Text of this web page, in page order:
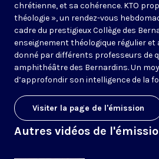
chrétienne, et sa cohérence. KTO
théologie », un rendez-vous
cadre du prestigieux Collège des
enseignement théologique régulier
donné par différents professeurs de
amphithéâtre des Bernardins. Un
d’approfondir son intelligence de la
Visiter la page de l'émission
Autres vidéos de